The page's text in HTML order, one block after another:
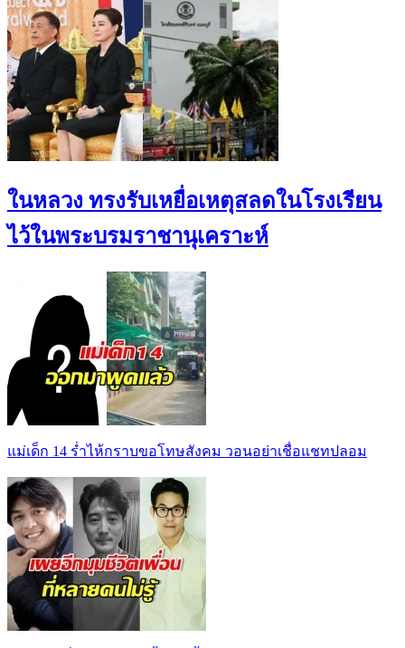
ในหลวง ทรงรับเหยื่อเหตุสลดในโรงเรียน
ไว้ในพระบรมราชานุเคราะห์
แม่เด็ก 14 ร่ำไห้กราบขอโทษสังคม วอนอย่าเชื่อแชทปลอม